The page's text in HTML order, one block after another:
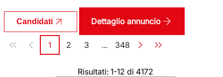
Candidati Dettaglio annuncio
Paginazione
Pagina
1 Pagina
2 Pagina
3 ... Pagina
348
Risultati: 1-12 di 4172